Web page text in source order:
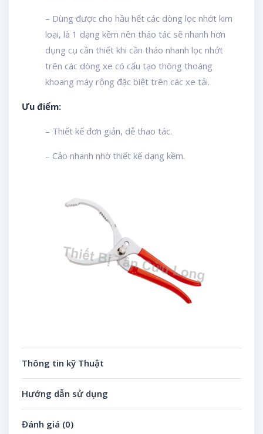
– Dùng được cho hầu hết các dòng lọc nhớt kim
loại, là 1 dạng kềm nên tháo tác sẽ nhanh hơn
dụng cụ cần thiết khi cần tháo nhanh lọc nhớt
trên các dòng xe có cấu tạo thông thoáng
khoang máy rộng đặc biệt trên các xe tải.
Ưu điểm:
– Thiết kế đơn giản, dễ thao tác.
– Cảo nhanh nhờ thiết kế dạng kềm.
Thông tin kỹ Thuật
Hướng dẫn sử dụng
Đánh giá (0)